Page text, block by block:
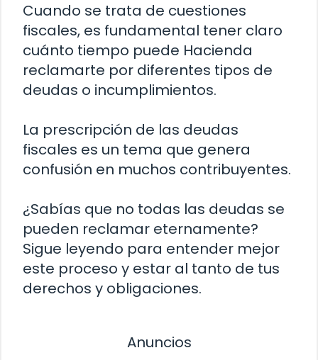
Cuando se trata de cuestiones
fiscales, es fundamental tener claro
cuánto tiempo puede Hacienda
reclamarte por diferentes tipos de
deudas o incumplimientos.
La prescripción de las deudas
fiscales es un tema que genera
confusión en muchos contribuyentes.
¿Sabías que no todas las deudas se
pueden reclamar eternamente?
Sigue leyendo para entender mejor
este proceso y estar al tanto de tus
derechos y obligaciones.
Anuncios